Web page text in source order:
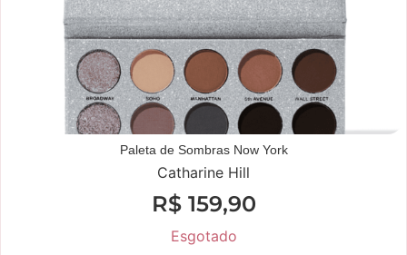
Paleta de Sombras Now York
Catharine Hill
R$159,90
Esgotado